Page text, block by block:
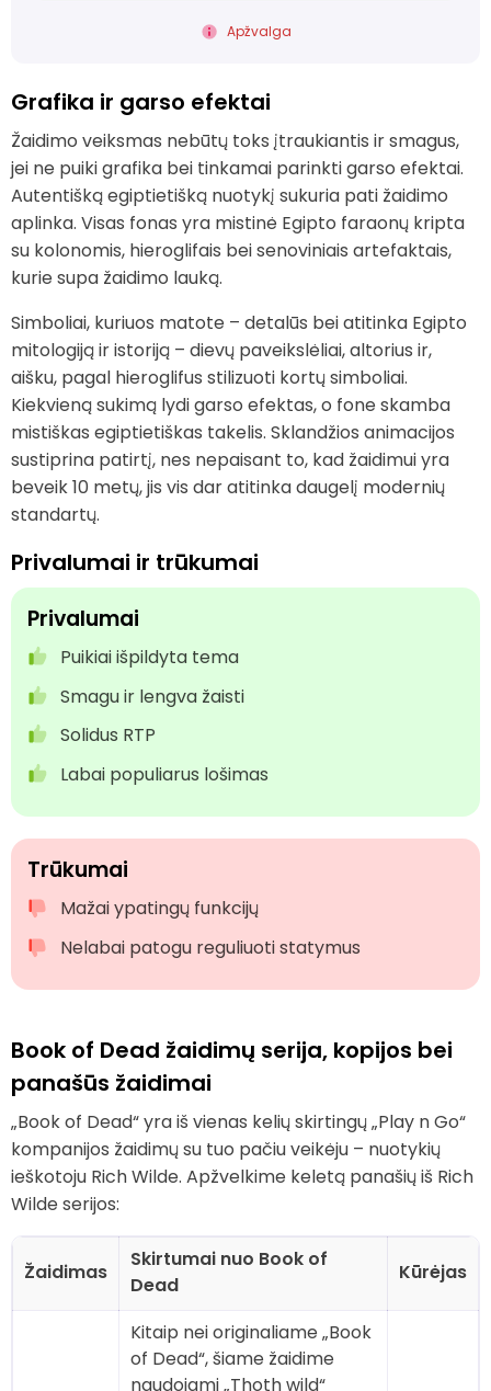
Apžvalga
Grafika ir garso efektai
Žaidimo veiksmas nebūtų toks įtraukiantis ir smagus,
jei ne puiki grafika bei tinkamai parinkti garso efektai.
Autentišką egiptietišką nuotykį sukuria pati žaidimo
aplinka. Visas fonas yra mistinė Egipto faraonų kripta
su kolonomis, hieroglifais bei senoviniais artefaktais,
kurie supa žaidimo lauką.
Simboliai, kuriuos matote – detalūs bei atitinka Egipto
mitologiją ir istoriją – dievų paveikslėliai, altorius ir,
aišku, pagal hieroglifus stilizuoti kortų simboliai.
Kiekvieną sukimą lydi garso efektas, o fone skamba
mistiškas egiptietiškas takelis. Sklandžios animacijos
sustiprina patirtį, nes nepaisant to, kad žaidimui yra
beveik 10 metų, jis vis dar atitinka daugelį modernių
standartų.
Privalumai ir trūkumai
Privalumai
Puikiai išpildyta tema
Smagu ir lengva žaisti
Solidus RTP
Labai populiarus lošimas
Trūkumai
Mažai ypatingų funkcijų
Nelabai patogu reguliuoti statymus
Book of Dead žaidimų serija, kopijos bei
panašūs žaidimai
„Book of Dead“ yra iš vienas kelių skirtingų „Play n Go“
kompanijos žaidimų su tuo pačiu veikėju – nuotykių
ieškotoju Rich Wilde. Apžvelkime keletą panašių iš Rich
Wilde serijos:
Žaidimas
Skirtumai nuo Book of
Dead
Kūrėjas
Kitaip nei originaliame „Book
of Dead“, šiame žaidime
naudojami „Thoth wild“